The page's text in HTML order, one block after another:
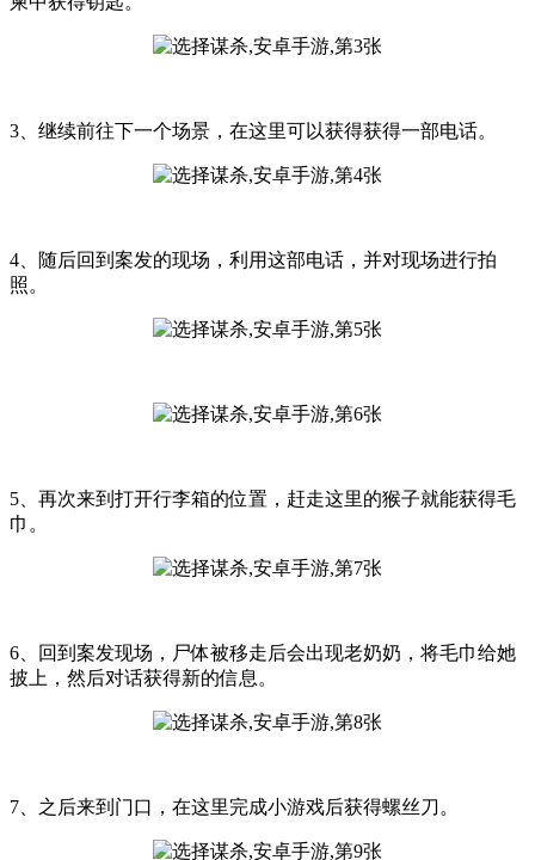
3、继续前往下一个场景，在这里可以获得获得一部电话。
4、随后回到案发的现场，利用这部电话，并对现场进行拍
照。
5、再次来到打开行李箱的位置，赶走这里的猴子就能获得毛
巾。
6、回到案发现场，尸体被移走后会出现老奶奶，将毛巾给她
披上，然后对话获得新的信息。
7、之后来到门口，在这里完成小游戏后获得螺丝刀。